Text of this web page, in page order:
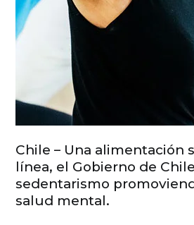
Chile – Una alimentación
línea, el Gobierno de
sedentarismo
salud mental.